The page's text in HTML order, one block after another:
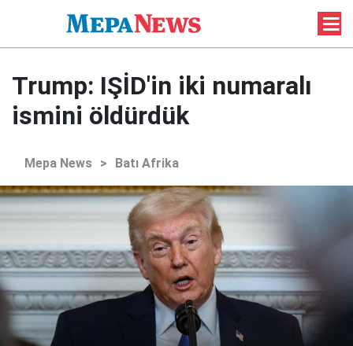
Trump: IŞİD'in iki numaralı
ismini öldürdük
Mepa News > Batı Afrika